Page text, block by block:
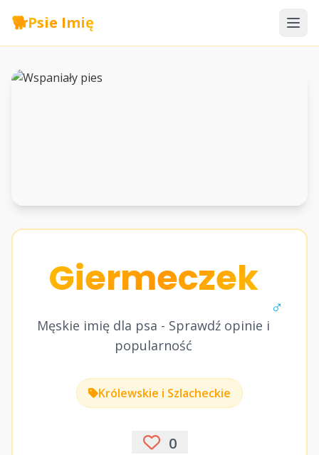
🐕Psie Imię
Giermeczek
Męskie imię dla psa - Sprawdź opinie i
popularność
♂
Królewskie i Szlacheckie
0